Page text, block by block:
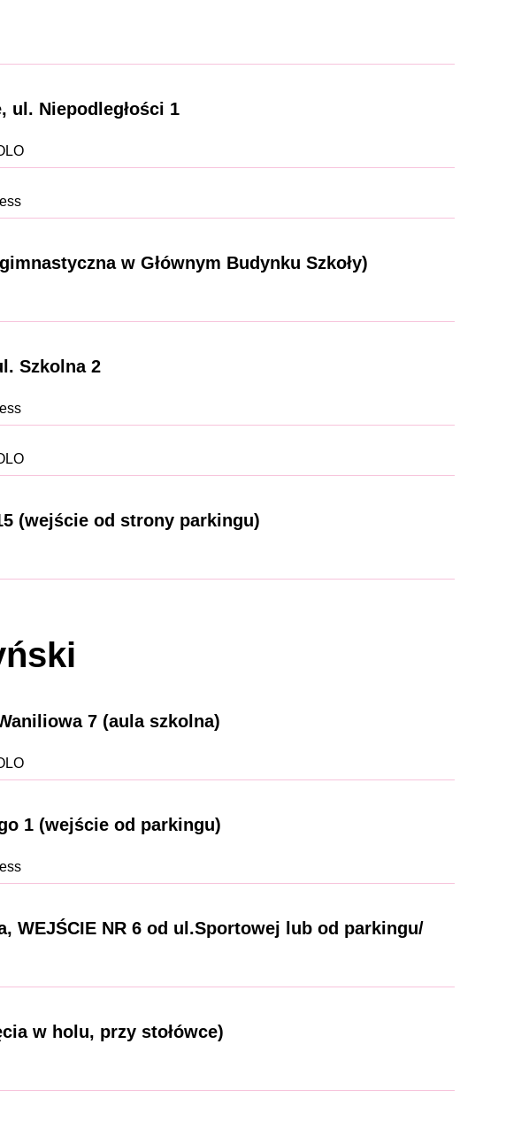
ul. Niepodległości 1
w Głównym Budynku Szkoły)
Szkolna 2
(wejście od strony parkingu)
7 (aula szkolna)
1 (wejście od parkingu)
WEJŚCIE NR 6 od ul.Sportowej lub od parkingu/
w holu, przy stołówce)